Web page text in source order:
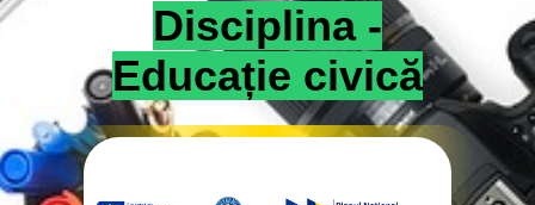
Disciplina -
Educație civică